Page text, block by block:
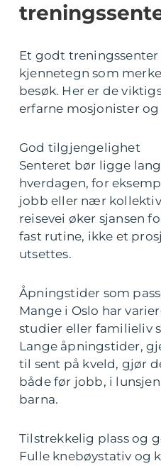
Et godt
kjennetegn som
besøk. Her er de
erfarne mosjonister
God tilgjengelighet
Senteret bør ligge
hverdagen, for
jobb eller nær
reisevei øker sjansen
fast rutine, ikke et
utsettes.
Åpningstider som
Mange i Oslo har
studier eller familieliv
Lange åpningstider,
til sent på kveld, gjør
både før jobb, i
barna.
Tilstrekkelig plass og
Fulle knebøystativ og